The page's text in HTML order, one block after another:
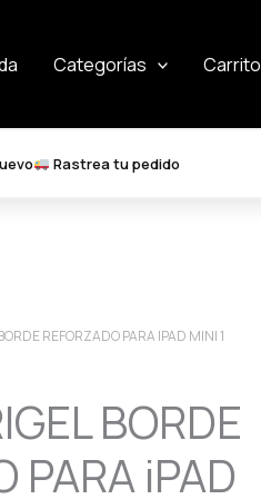
Categorías Carrito
Rastrea tu pedido
REFORZADO PARA IPAD MINI 1
BORDE
PARA iPAD